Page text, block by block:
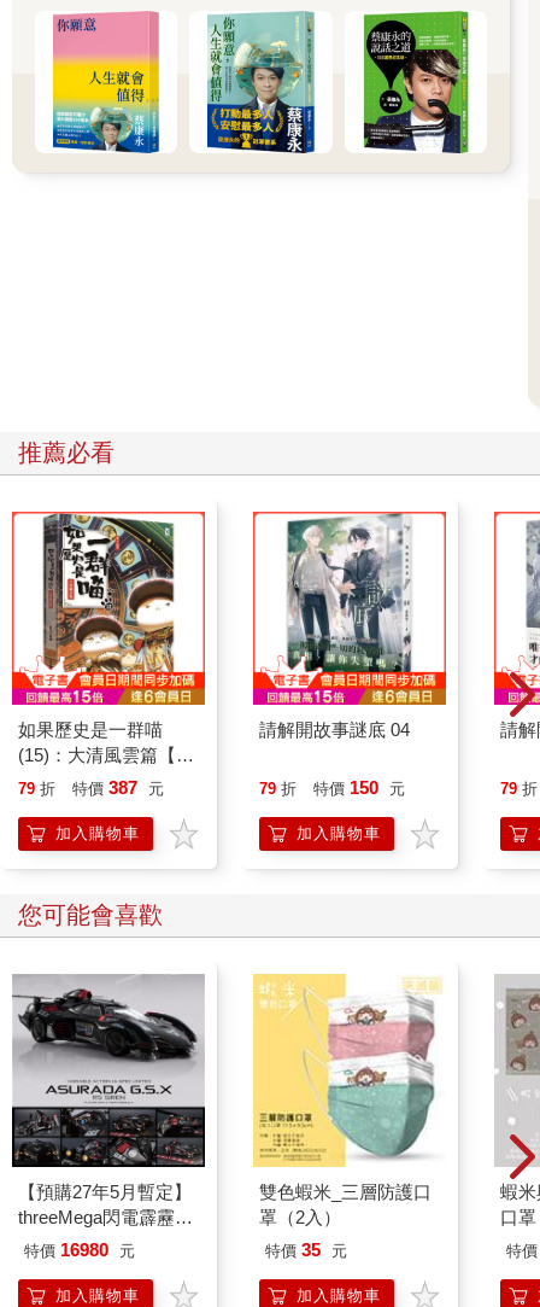
他人幸福，然後才想到自己？ 首先，什麼是個人的幸福？什麼使
你幸福？是能夠隨心所欲做自己想做的事？還是追求並完成事業
目標？又或是到海邊玩耍或是做spa？我在人生中曾經做過很多自
私的決定，包括在我兒子們還就讀初高中時搬到紐約，到一所聲
譽卓著的學校工作，儘管兒子不想離開家鄉和他們的朋友，我還
是選擇使個人的幸福極大化，而到頭來，我並不覺得自己更幸
統）的需求置於自己的需求之上，話雖如此，以自我犧牲與美德
為主軸的人生--或許可以被稱為「有意義的人生」--是無怨無悔的
人生嗎？人會為最近做過的事後悔，後悔說了不該說的話或是做
了不該做的事，然而從長遠來說，人會為自己沒有做的事後悔，
像是沒有說出「我愛你」，或沒有回學校繼續進修，有些人過著
自我犧牲與美德的人生，卻錯過種種機會，最終招致更多的遺憾
和悔恨；自我犧牲確實令人敬佩，但是把自我犧牲擺第一位，可
能會使你看不見自己的渴望和理想，直到感覺人生不再真實。法
國哲學家尚保羅．沙特（Jean-Paul Sartre）會將之稱為「自欺」
（bad faith）的人生，托妮．莫里森（Toni Morrison）的小說《秀
拉》（Sula）中就出現了這樣的例子，書中的妮爾．萊特（Nel
Wright）擱置了兒時的冒險」夢想，按著家人的期待扮演完美妻
子與母親的角色。
推薦必看
如果歷史是一群喵
(15)：大清風雲篇【萌
貓漫畫學歷史】
79 折 特價 387 元
加入購物車
請解開故事謎底 04
79 折 特價 150 元
加入購物車
請解
79 折
您可能會喜歡
【預購27年5月暫定】
threeMega閃電霹靂車
VA Hi-SPEC UNITED
SIREN 黑色限定
特價 16980 元
加入購物車
雙色蝦米_三層防護口
罩（2入）
特價 35 元
加入購物車
蝦
口
特價